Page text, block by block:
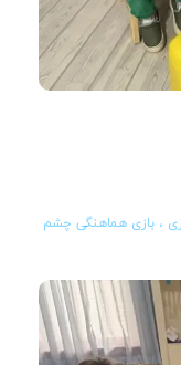
، بازی هماهنگی چشم